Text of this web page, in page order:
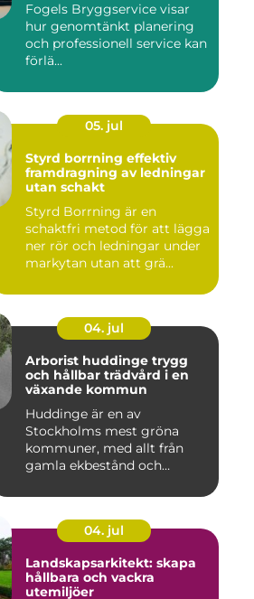
Fogels Bryggservice visar
hur genomtänkt planering
och professionell service kan
förlä...
05. jul
Styrd borrning effektiv
framdragning av ledningar
utan schakt
Styrd Borrning är en
schaktfri metod för att lägga
ner rör och ledningar under
markytan utan att grä...
04. jul
Arborist huddinge trygg
och hållbar trädvård i en
växande kommun
Huddinge är en av
Stockholms mest gröna
kommuner, med allt från
gamla ekbestånd och
04. jul
Landskapsarkitekt: skapa
hållbara och vackra
utemiljöer